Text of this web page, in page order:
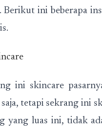
Berikut ini beberapa
ini skincare
tetapi sekrang ini
yang luas ini, tidak